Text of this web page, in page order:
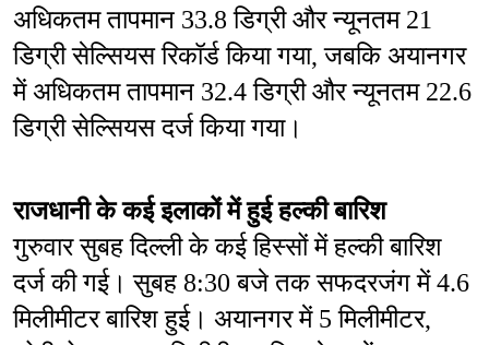
अधिकतम तापमान 33.8 डिग्री और न्यूनतम 21
डिग्री सेल्सियस रिकॉर्ड किया गया, जबकि अयानगर
में अधिकतम तापमान 32.4 डिग्री और न्यूनतम 22.6
डिग्री सेल्सियस दर्ज किया गया।
राजधानी के कई इलाकों में हुई हल्की बारिश
गुरुवार सुबह दिल्ली के कई हिस्सों में हल्की बारिश
दर्ज की गई। सुबह 8:30 बजे तक सफदरजंग में 4.6
मिलीमीटर बारिश हुई। अयानगर में 5 मिलीमीटर,